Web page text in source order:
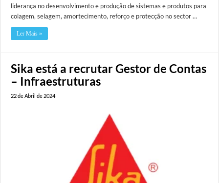
liderança no desenvolvimento e produção de sistemas e produtos para
colagem, selagem, amortecimento, reforço e protecção no sector …
Ler Mais »
Sika está a recrutar Gestor de Contas
– Infraestruturas
22 de Abril de 2024